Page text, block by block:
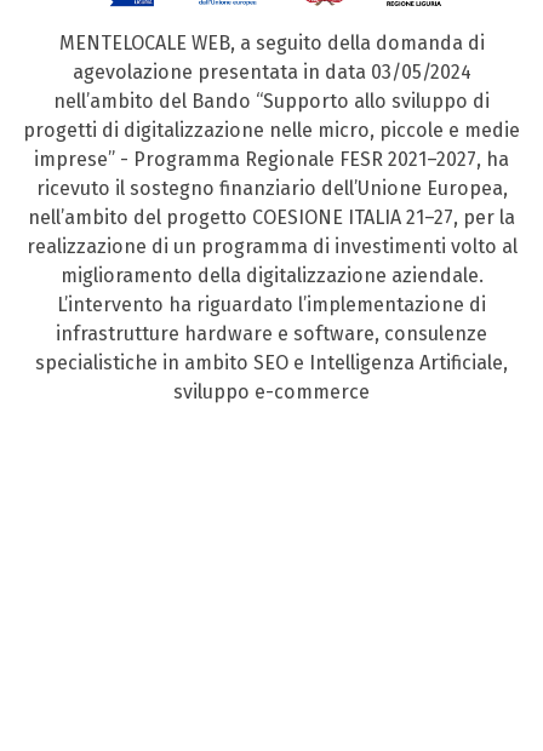
MENTELOCALE WEB, a seguito della domanda di
agevolazione presentata in data 03/05/2024
nell’ambito del Bando “Supporto allo sviluppo di
progetti di digitalizzazione nelle micro, piccole e medie
imprese” - Programma Regionale FESR 2021–2027, ha
ricevuto il sostegno finanziario dell’Unione Europea,
nell’ambito del progetto COESIONE ITALIA 21–27, per la
realizzazione di un programma di investimenti volto al
miglioramento della digitalizzazione aziendale.
L’intervento ha riguardato l’implementazione di
infrastrutture hardware e software, consulenze
specialistiche in ambito SEO e Intelligenza Artificiale,
sviluppo e-commerce